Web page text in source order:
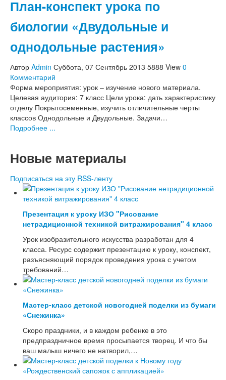
Новый год, Рождество
8 Марта
Спортивные праздники
Выпускной в начальной школе
Другие праздники
Конспекты уроков в начальной школе
ИЗО, труд
Литература, чтение
Математика
Окружающий мир, экология
Работа с родителями
Средняя и старшая школа
Сценарии праздников в школе
1 сентября - День знаний
День Учителя
Праздник осени
23 Февраля
8 Марта
9 Мая - День Победы
Спортивные праздники
День рождения
Последний звонок, Выпускной вечер
Другие праздники
Конспекты уроков в школе
ИЗО, технология, труд
Литература
Математика
Классные часы, внеклассные мероприятия
Работа с родителями
План-конспект урока по
биологии «Двудольные и
однодольные растения»
Автор Admin Суббота, 07 Сентябрь 2013 5888 View 0
Комментарий
Форма мероприятия: урок – изучение нового материала.
Целевая аудитория: 7 класс Цели урока: дать характеристику
отделу Покрытосеменные, изучить отличительные черты
классов Однодольные и Двудольные. Задачи…
Подробнее ...
Новые материалы
Подписаться на эту RSS-ленту
Презентация к уроку ИЗО "Рисование
нетрадиционной техникой витражирования" 4 класс
Урок изобразительного искусства разработан для 4
класса. Ресурс содержит презентацию к уроку, конспект,
разъясняющий порядок проведения урока с учетом
требований…
Мастер-класс детской новогодней поделки из бумаги
«Снежинка»
Скоро праздники, и в каждом ребенке в это
предпраздничное время просыпается творец. И что бы
ваш малыш ничего не натворил,…